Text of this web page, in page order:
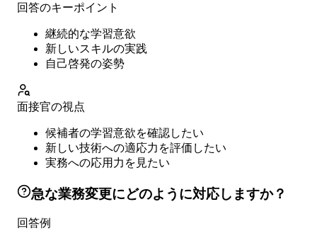
回答のキーポイント
継続的な学習意欲
新しいスキルの実践
自己啓発の姿勢
面接官の視点
候補者の学習意欲を確認したい
新しい技術への適応力を評価したい
実務への応用力を見たい
急な業務変更にどのように対応しますか？
回答例